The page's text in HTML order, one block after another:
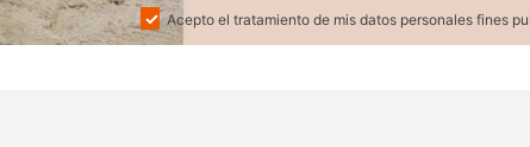
Acepto el tratamiento de mis datos personales fines